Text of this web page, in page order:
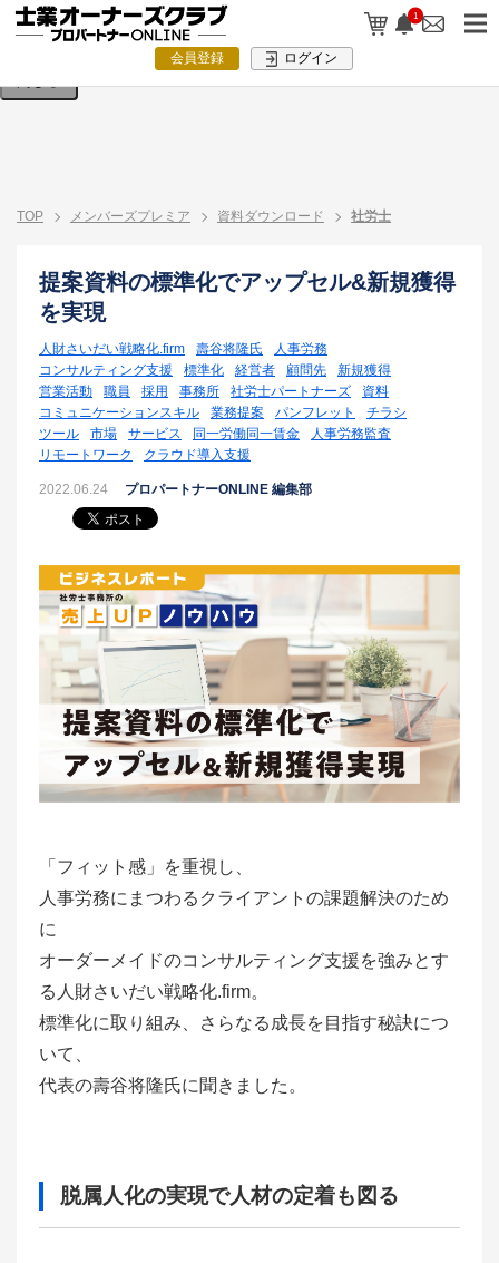
1
会員登録 ログイン
検索条件を入力してください。
TOP メンバーズプレミア 資料ダウンロード 社労士
提案資料の標準化でアップセル&新規獲得
を実現
人財さいだい戦略化.firm 壽谷将隆氏
人事労務
コンサルティング支援
標準化 経営者 顧問先
新規獲得
営業活動
職員 採用 事務所 社労士パートナーズ
資料
コミュニケーションスキル
業務提案 パンフレット
チラシ
ツール
市場 サービス 同一労働同一賃金
人事労務監査
リモートワーク
クラウド導入支援
2022.06.24 プロパートナーONLINE 編集部
「フィット感」を重視し、
人事労務にまつわるクライアントの課題解決のため
に
オーダーメイドのコンサルティング支援を強みとす
る人財さいだい戦略化.firm。
標準化に取り組み、さらなる成長を目指す秘訣につ
いて、
代表の壽谷将隆氏に聞きました。
脱属人化の実現で人材の定着も図る